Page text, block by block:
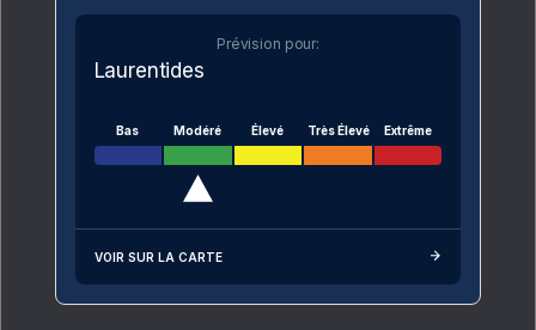
Prévision pour:
Laurentides
Bas Modéré Élevé Très Élevé Extrême
VOIR SUR LA CARTE